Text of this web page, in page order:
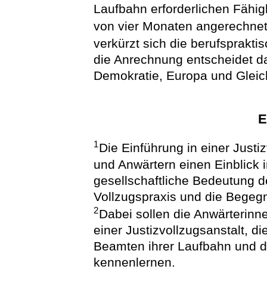
Laufbahn erforderlichen
von vier Monaten
verkürzt sich die
die Anrechnung entscheidet
Demokratie, Europa und
1Die Einführung in einer
und Anwärtern einen Einblick
gesellschaftliche Bedeutung
Vollzugspraxis und die
2Dabei sollen die
einer Justizvollzugsanstalt,
Beamten ihrer Laufbahn und
kennenlernen.